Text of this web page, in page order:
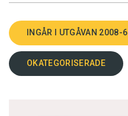
INGÅR I UTGÅVAN 2008-6
OKATEGORISERADE